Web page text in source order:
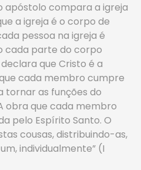
apóstolo compara a igreja
a igreja é o corpo de
pessoa na igreja é
cada parte do corpo
que Cristo é a
cada membro cumpre
tornar as funções do
obra que cada membro
pelo Espírito Santo. O
cousas, distribuindo-as,
individualmente” (I